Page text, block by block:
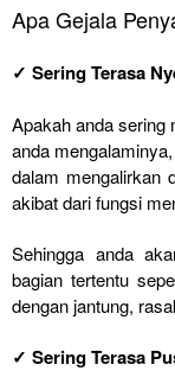
Apa Gejala
✓ Sering Terasa
Apakah anda sering
anda
dalam mengalirkan
akibat dari fungsi
Sehingga anda
bagian tertentu
dengan jantung,
✓ Sering Terasa